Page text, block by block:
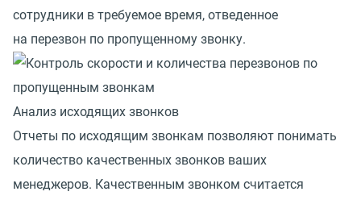
сотрудники в требуемое время, отведенное
на перезвон по пропущенному звонку.
Анализ исходящих звонков
Отчеты по исходящим звонкам позволяют понимать
количество качественных звонков ваших
менеджеров. Качественным звонком считается